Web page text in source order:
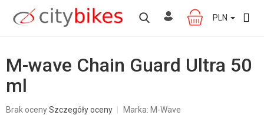
treści
KOSZYK
PLN
M-wave Chain Guard Ultra 50
ml
Średnia
Brak ocenySzczegóły oceny Marka: M-Wave